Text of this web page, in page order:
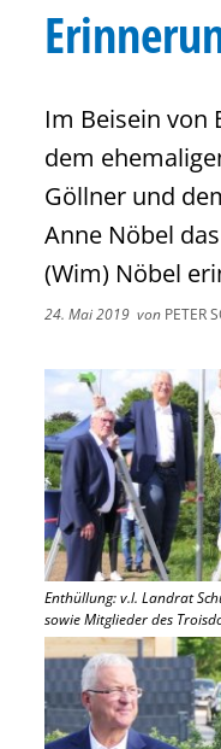
Im Beisein von
dem
Göllner und
Anne Nöbel
(Wim) Nöbel
24. Mai 2019 von PETER
Enthüllung: v.l. Landrat
sowie Mitglieder des